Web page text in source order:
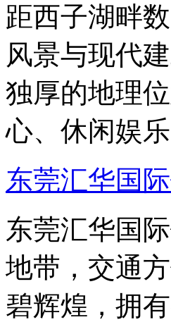
距西子湖畔
风景与现代
独厚的地理
心、休闲娱
东莞汇华国
东莞汇华国
地带，交通
碧辉煌，拥